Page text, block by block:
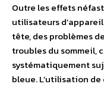
Outre les effets
utilisateurs
tête, des problèmes
troubles du sommeil,
systématiquement
bleue. L’utilisation